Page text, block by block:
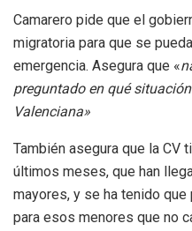
Camarero pide que el
migratoria para que se
emergencia. Asegura que «
preguntado en qué
Valenciana»
También asegura que la CV
últimos meses, que han
mayores, y se ha tenido
para esos menores que no